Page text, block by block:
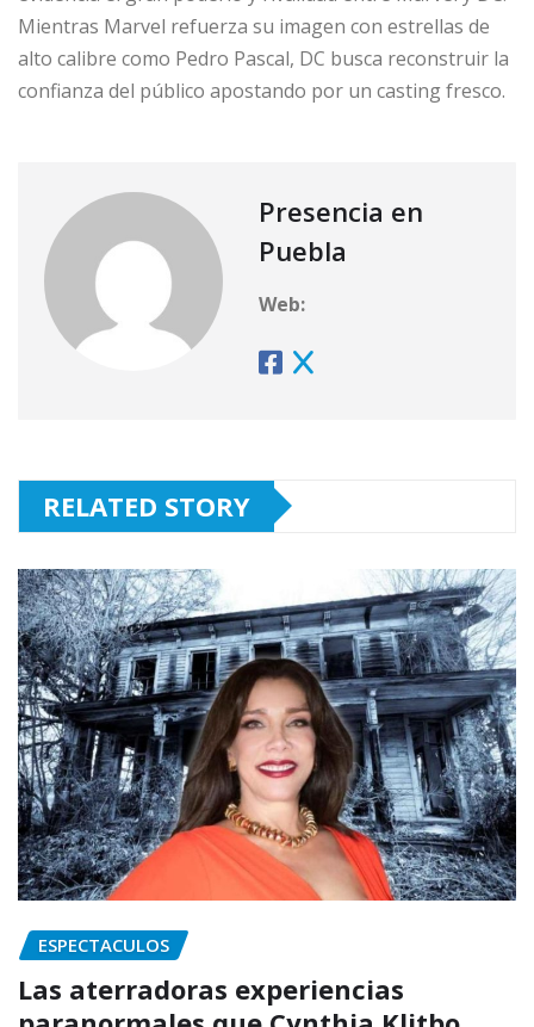
Mientras Marvel refuerza su imagen con estrellas de
alto calibre como Pedro Pascal, DC busca reconstruir la
confianza del público apostando por un casting fresco.
Presencia en
Puebla
Web:
RELATED STORY
ESPECTACULOS
Las aterradoras experiencias